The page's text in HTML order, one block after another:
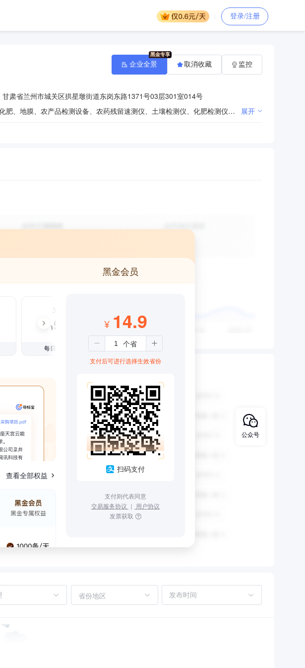
登录/注册
甘肃省兰州市城关区拱星墩街道东岗东路1371号03层301室014号
有害生物防冶服务、公共场所消毒服务、有害生物监测评估服务；消杀用品、化肥、地膜、农产品检测设备、农药残留速测仪、土壤检测仪、化肥检测仪、植物病虫害诊断仪、太阳能杀虫灯、太阳能路灯、环保设备、日用品、化工产品（不含危险化学品）、喷雾器、病虫害防治工具的批发零售。（依法须经批准的项目，经相关部门批准后方可开展经营活动）*** 展开
企业全景 取消收藏 监控
黑金会员
3个月
¥99
每日仅1.08元
查看全部权益
¥ 14.9
支付后可进行选择生效省份
扫码支付
支付则代表同意
交易服务协议 ｜ 用户协议
发票获取
省份地区
公众号